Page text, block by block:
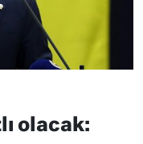
olacak: